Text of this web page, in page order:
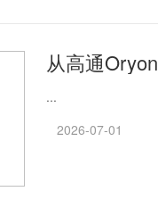
从高通
...
2026-07-01